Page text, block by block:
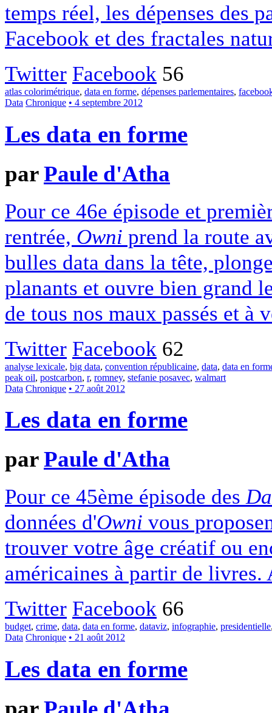
temps réel, les dépenses des
Facebook et des fractales
Twitter Facebook 56
atlas colorimétrique, data en forme, dépenses parlementaires,
Data Chronique • 4 septembre 2012
Les data en forme
parPaule d'Atha
Pour ce 46e épisode et
rentrée, Owni prend la route
bulles data dans la tête,
planants et ouvre bien grand
de tous nos maux passés et à
Twitter Facebook 62
analyse lexicale, big data, convention républicaine, data, data en
peak oil, postcarbon, r, romney, stefanie posavec, walmart
Data Chronique • 27 août 2012
Les data en forme
parPaule d'Atha
Pour ce 45ème épisode des
données d'Owni vous
trouver votre âge créatif ou
américaines à partir de
Twitter Facebook 66
budget, crime, data, data en forme, dataviz, infographie, presidentielle
Data Chronique • 21 août 2012
Les data en forme